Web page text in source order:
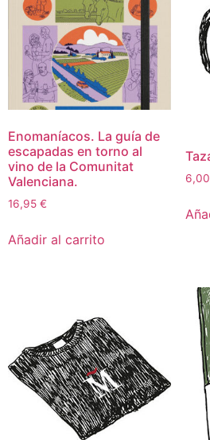
Enomaníacos. La guía de
escapadas en torno al
vino de la Comunitat
Valenciana.
16,95 €
Añadir al carrito
6,00